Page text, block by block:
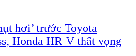
hơi’ trước Toyota
Honda HR-V thất vọng